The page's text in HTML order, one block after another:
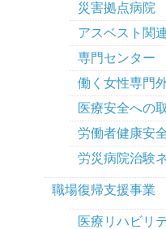
災害拠点病院
アスベスト関
専門センター
働く女性専門
医療安全への
労働者健康安
労災病院治験
職場復帰支援事業
医療リハビリ